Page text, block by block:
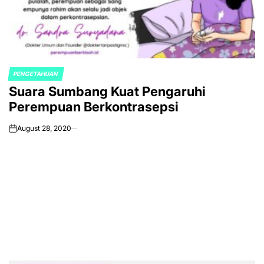
POSTED
IN
PENGETAHUAN
Suara Sumbang Kuat Pengaruhi
Perempuan Berkontrasepsi
onAugust 28, 2020